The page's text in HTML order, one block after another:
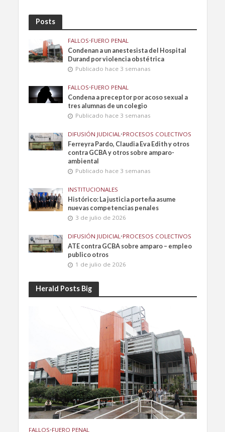
Posts
FALLOS•FUERO PENAL
Condenan a un anestesista del Hospital
Durand por violencia obstétrica
Publicado hace 3 semanas
FALLOS•FUERO PENAL
Condena a preceptor por acoso sexual a
tres alumnas de un colegio
Publicado hace 3 semanas
DIFUSIÓN JUDICIAL•PROCESOS COLECTIVOS
Ferreyra Pardo, Claudia Eva Edith y otros
contra GCBA y otros sobre amparo-
ambiental
Publicado hace 3 semanas
INSTITUCIONALES
Histórico: La justicia porteña asume
nuevas competencias penales
3 de julio de 2026
DIFUSIÓN JUDICIAL•PROCESOS COLECTIVOS
ATE contra GCBA sobre amparo – empleo
publico otros
1 de julio de 2026
Herald Posts Big
FALLOS•FUERO PENAL